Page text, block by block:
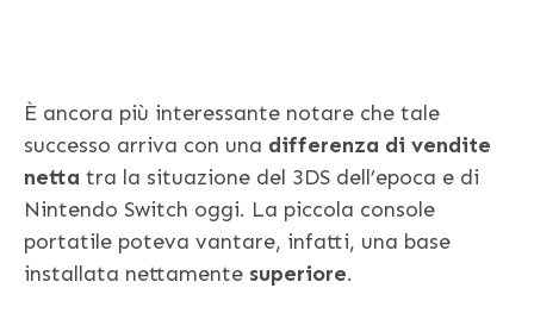
È ancora più interessante notare che tale
successo arriva con una differenza di vendite
netta tra la situazione del 3DS dell’epoca e di
Nintendo Switch oggi. La piccola console
portatile poteva vantare, infatti, una base
installata nettamente superiore.